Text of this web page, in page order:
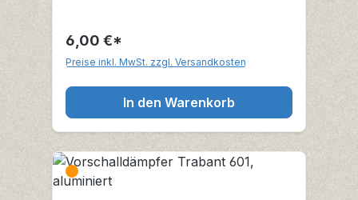
6,00 €*
Preise inkl. MwSt. zzgl. Versandkosten
In den Warenkorb